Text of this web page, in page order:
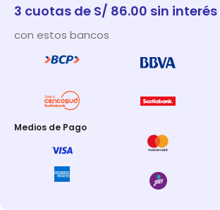
3 cuotas de S/ 86.00 sin interés
con estos bancos
Medios de Pago